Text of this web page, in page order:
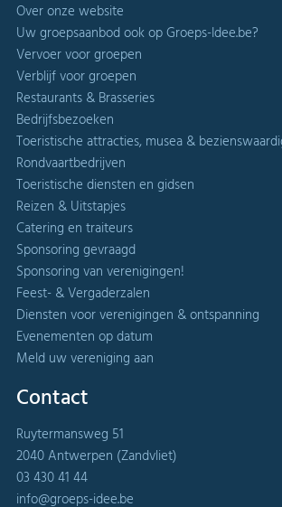
Over onze website
Uw groepsaanbod ook op Groeps-Idee.be?
Vervoer voor groepen
Verblijf voor groepen
Restaurants & Brasseries
Bedrijfsbezoeken
Toeristische attracties, musea &
Rondvaartbedrijven
Toeristische diensten en gidsen
Reizen & Uitstapjes
Catering en traiteurs
Sponsoring gevraagd
Sponsoring van verenigingen!
Feest- & Vergaderzalen
Diensten voor verenigingen & ontspanning
Evenementen op datum
Meld uw vereniging aan
Contact
Ruytermansweg 51
2040 Antwerpen (Zandvliet)
03 430 41 44
info@groeps-idee.be